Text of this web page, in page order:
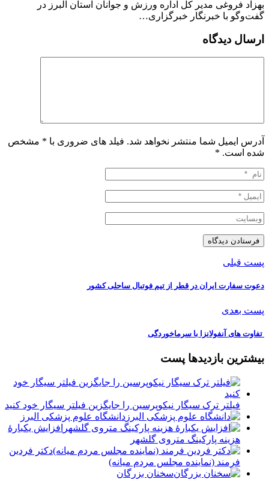
بهزاد فروغی مدیر کل اداره ورزش و جوانان استان البرز در
گفت‌وگو با خبرنگار خبرگزاری…
ارسال دیدگاه
آدرس ایمیل شما منتشر نخواهد شد. فیلد های ضروری با * مشخص
شده است. *
پست قبلی
دعوت سفارت ایران در قطر از تیم فوتبال ساحلی کشور
پست بعدی
️ تفاوت های آنفولانزا با سرماخوردگی
بیشترین بازدیدها پست
فیلتر ترک سیگار نیکوپرسین را جایگزین فیلتر سیگار خود کنید
دانشگاه علوم پزشکی البرز
افزایش یکبارۀ
هزینه پارکینگ متروی گلشهر
دكتر فردين
فرمند (نماينده مجلس مردم میانه)
سخنان بزرگان